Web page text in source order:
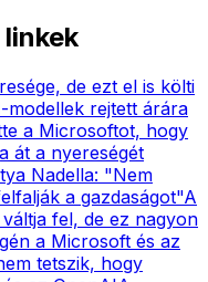
de ezt el is költi
rejtett árára
a Microsoftot, hogy
át a nyereségét
Nadella: "Nem
a gazdaságot"A
fel, de ez nagyon
a Microsoft és az
tetszik, hogy